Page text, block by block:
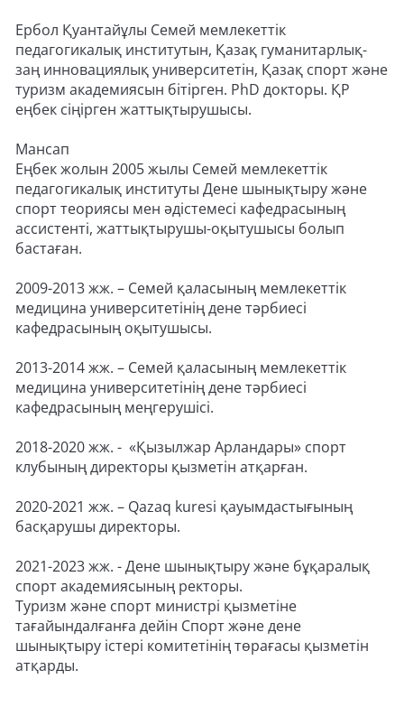
Ербол Қуантайұлы Семей мемлекеттік
педагогикалық институтын, Қазақ гуманитарлық-
заң инновациялық университетін, Қазақ спорт және
туризм академиясын бітірген. PhD докторы. ҚР
еңбек сіңірген жаттықтырушысы.
Мансап
Еңбек жолын 2005 жылы Семей мемлекеттік
педагогикалық институты Дене шынықтыру және
спорт теориясы мен әдістемесі кафедрасының
ассистенті, жаттықтырушы-оқытушысы болып
бастаған.
2009-2013 жж. – Семей қаласының мемлекеттік
медицина университетінің дене тәрбиесі
кафедрасының оқытушысы.
2013-2014 жж. – Семей қаласының мемлекеттік
медицина университетінің дене тәрбиесі
кафедрасының меңгерушісі.
2018-2020 жж. - «Қызылжар Арландары» спорт
клубының директоры қызметін атқарған.
2020-2021 жж. – Qazaq kuresi қауымдастығының
басқарушы директоры.
2021-2023 жж. - Дене шынықтыру және бұқаралық
спорт академиясының ректоры.
Туризм және спорт министрі қызметіне
тағайындалғанға дейін Спорт және дене
шынықтыру істері комитетінің төрағасы қызметін
атқарды.